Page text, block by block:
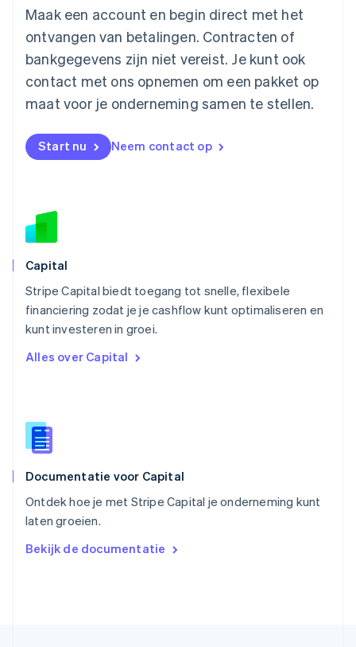
Maak een account en begin direct met het
ontvangen van betalingen. Contracten of
bankgegevens zijn niet vereist. Je kunt ook
contact met ons opnemen om een pakket op
maat voor je onderneming samen te stellen.
Start nu Neem contact op
Capital
Stripe Capital biedt toegang tot snelle, flexibele
financiering zodat je je cashflow kunt optimaliseren en
kunt investeren in groei.
Alles over Capital
Documentatie voor Capital
Ontdek hoe je met Stripe Capital je onderneming kunt
laten groeien.
Bekijk de documentatie
English
Malta
English
Mexico
Nederland
NederlandsEnglish
English
Noorwegen
Polen
Portugal
Português
English
Singapore
English简体中文
EnglishItaliano
Español
Thailand
Tsjechië
Vasteland van China
简体中文English
English